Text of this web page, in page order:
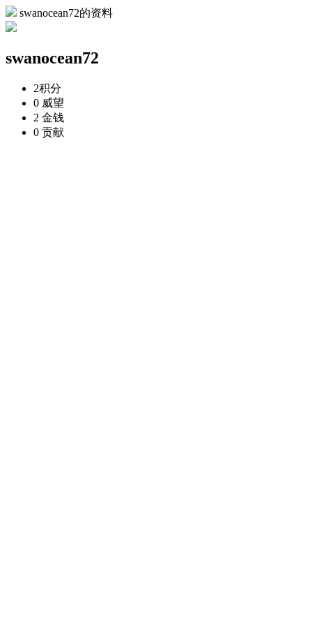
swanocean72的资料
swanocean72
2积分
0 威望
2 金钱
0 贡献